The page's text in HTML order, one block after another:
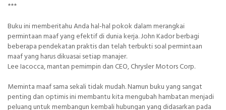
***
Buku ini memberitahu Anda hal-hal pokok dalam merangkai
permintaan maaf yang efektif di dunia kerja. John Kador berbagi
beberapa pendekatan praktis dan telah terbukti soal permintaan
maaf yang harus dikuasai setiap manajer.
Lee Iacocca, mantan pemimpin dan CEO, Chrysler Motors Corp.
Meminta maaf sama sekali tidak mudah. Namun buku yang sangat
penting dan optimis ini membantu kita mengubah hambatan menjadi
peluang untuk membangun kembali hubungan yang didasarkan pada